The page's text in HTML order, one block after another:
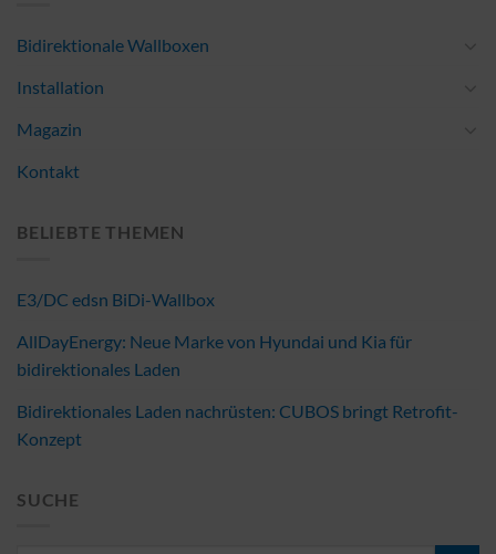
Bidirektionale Wallboxen
Installation
Magazin
Kontakt
BELIEBTE THEMEN
E3/DC edsn BiDi-Wallbox
AllDayEnergy: Neue Marke von Hyundai und Kia für
bidirektionales Laden
Bidirektionales Laden nachrüsten: CUBOS bringt Retrofit-
Konzept
SUCHE